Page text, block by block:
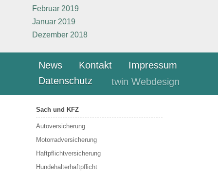
Februar 2019
Januar 2019
Dezember 2018
News Kontakt
Impressum
Datenschutz
twin Webdesign
Sach und KFZ
Autoversicherung
Motorradversicherung
Haftpflichtversicherung
Hundehalterhaftpflicht